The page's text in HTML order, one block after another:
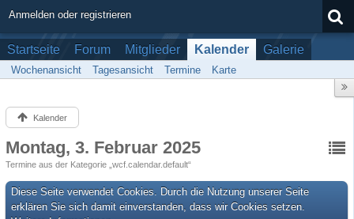
Anmelden oder registrieren
Startseite Forum Mitglieder Kalender Galerie
Wochenansicht Tagesansicht Termine Karte
Kalender
Montag, 3. Februar 2025
Termine aus der Kategorie „wcf.calendar.default“
Diese Seite verwendet Cookies. Durch die Nutzung unserer Seite
erklären Sie sich damit einverstanden, dass wir Cookies setzen.